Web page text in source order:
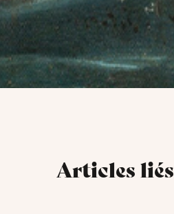
Articles liés